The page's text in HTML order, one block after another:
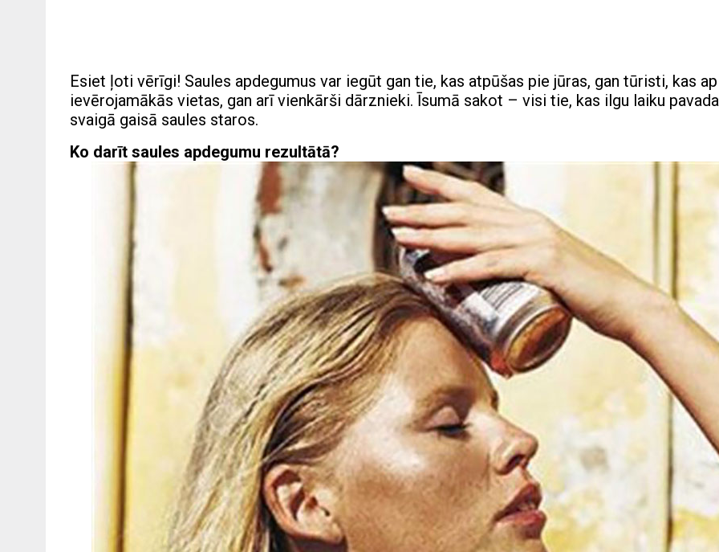
Esiet ļoti vērīgi! Saules apdegumus var iegūt gan tie, kas atpūšas pie jūras, gan tūristi, kas
ievērojamākās vietas, gan arī vienkārši dārznieki. Īsumā sakot – visi tie, kas ilgu laiku pavada
svaigā gaisā saules staros.
Ko darīt saules apdegumu rezultātā?